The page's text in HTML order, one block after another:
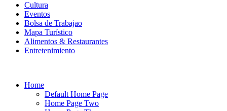
Cultura
Eventos
Bolsa de Trabajao
Mapa Turístico
Alimentos & Restaurantes
Entretenimiento
Home
Default Home Page
Home Page Two